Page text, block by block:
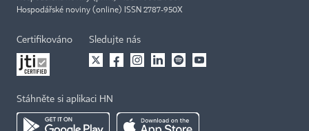
Hospodářské noviny (online) ISSN 2787-950X
Certifikováno Sledujte nás
Stáhněte si aplikaci HN